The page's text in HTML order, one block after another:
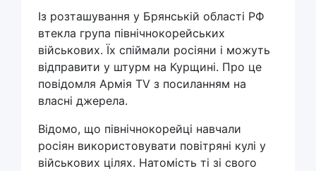
Із розташування у Брянській області РФ
втекла група північнокорейських
військових. Їх спіймали росіяни і можуть
відправити у штурм на Курщині. Про це
повідомля Армія TV з посиланням на
власні джерела.
Відомо, що північнокорейці навчали
росіян використовувати повітряні кулі у
військових цілях. Натомість ті зі свого